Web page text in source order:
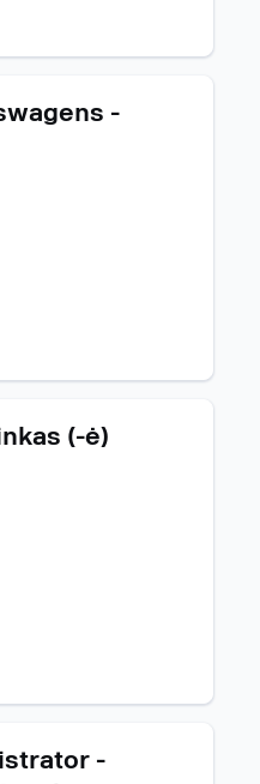
-
(-ė)
-